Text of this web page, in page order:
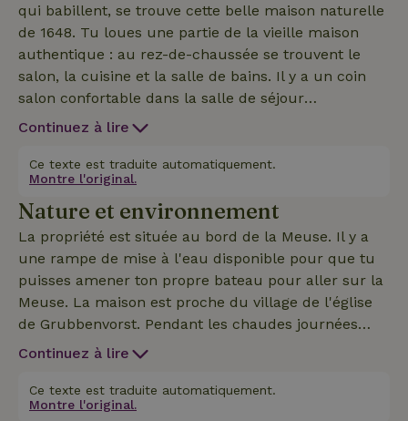
qui babillent, se trouve cette belle maison naturelle
de 1648. Tu loues une partie de la vieille maison
authentique : au rez-de-chaussée se trouvent le
salon, la cuisine et la salle de bains. Il y a un coin
salon confortable dans la salle de séjour
accueillante avec des portes-fenêtres. La cuisine
induction, un réfrigérateur-congélateur, un lave-
vaisselle, un four à micro-ondes et une cafetière. La
maison dispose de plusieurs salles de bain avec une
douche et des toilettes. Au premier étage se
trouvent les cinq chambres, chacune avec un lit
double. Les chalets nature 24631 et 24629 se
trouvent sur la même propriété. Le propriétaire
parle également bien l'allemand.
Continuez à lire
Ce texte est traduite automatiquement.
Montre l'original.
Nature et environnement
La propriété est située au bord de la Meuse. Il y a
une rampe de mise à l'eau disponible pour que tu
puisses amener ton propre bateau pour aller sur la
Meuse. La maison est proche du village de l'église
de Grubbenvorst. Pendant les chaudes journées
d'été, tu pourras y manger une glace chez l'un des
de golf : la maison se trouve également à côté du
terrain de golf 9 trous (par 3-5 / green fee 15€)
Continuez à lire
Ce texte est traduite automatiquement.
Montre l'original.